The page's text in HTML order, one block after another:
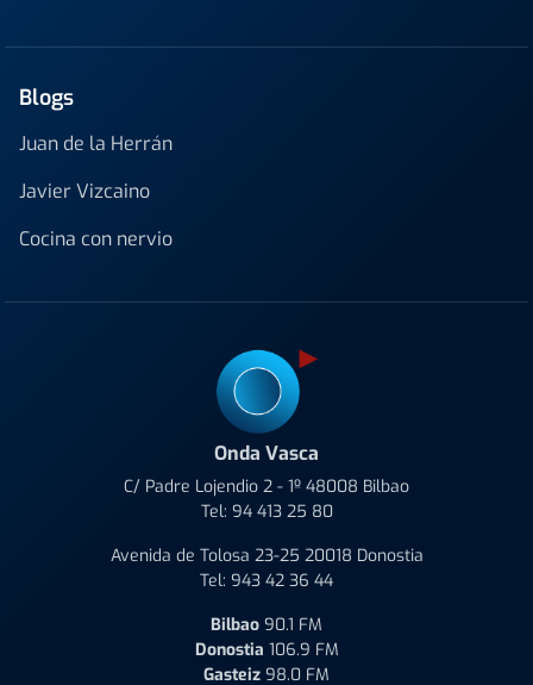
Blogs
Juan de la Herrán
Javier Vizcaino
Cocina con nervio
Onda Vasca
C/ Padre Lojendio 2 - 1º 48008 Bilbao
Tel: 94 413 25 80
Avenida de Tolosa 23-25 20018 Donostia
Tel: 943 42 36 44
Bilbao 90.1 FM
Donostia 106.9 FM
Gasteiz 98.0 FM